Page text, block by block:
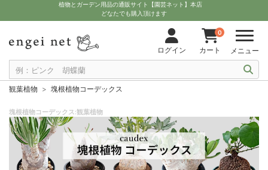
植物とガーデン用品の通販サイト【園芸ネット】本店
どなたでも購入頂けます
ログイン
0
カート メニュー
観葉植物 塊根植物コーデックス
塊根植物コーデックス:観葉植物